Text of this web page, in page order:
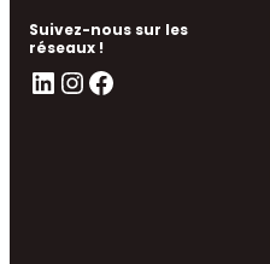
Suivez-nous sur les
réseaux !
LinkedIn InstagramFacebook